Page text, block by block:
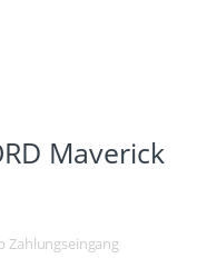
Maverick
Zahlungseingang